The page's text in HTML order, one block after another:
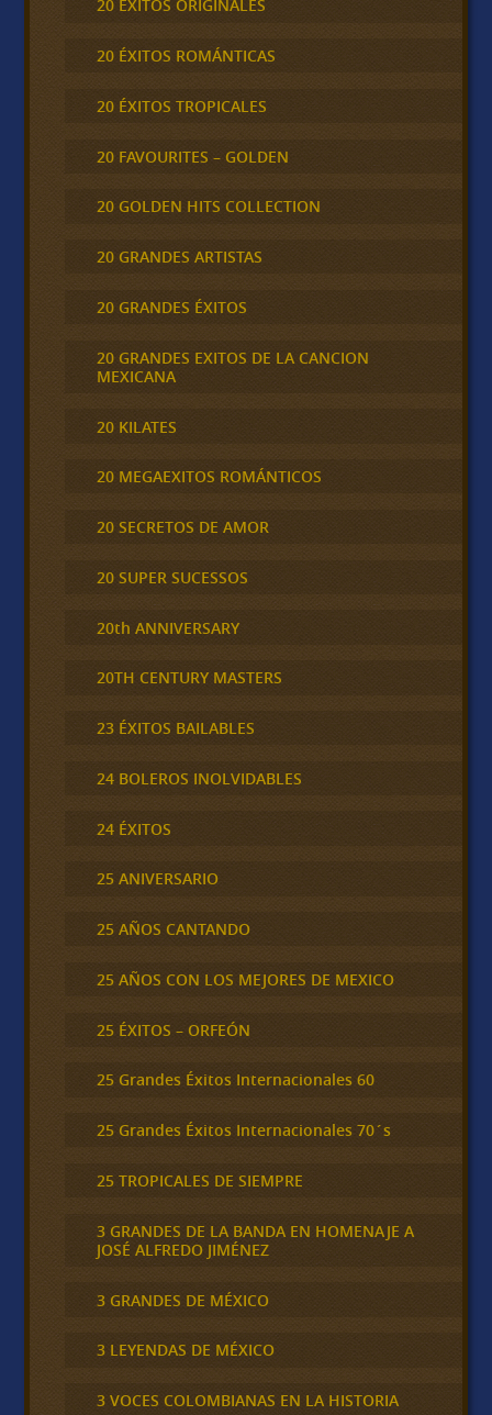
20 ÉXITOS ORIGINALES
20 ÉXITOS ROMÁNTICAS
20 ÉXITOS TROPICALES
20 FAVOURITES – GOLDEN
20 GOLDEN HITS COLLECTION
20 GRANDES ARTISTAS
20 GRANDES ÉXITOS
20 GRANDES EXITOS DE LA CANCION
MEXICANA
20 KILATES
20 MEGAEXITOS ROMÁNTICOS
20 SECRETOS DE AMOR
20 SUPER SUCESSOS
20th ANNIVERSARY
20TH CENTURY MASTERS
23 ÉXITOS BAILABLES
24 BOLEROS INOLVIDABLES
24 ÉXITOS
25 ANIVERSARIO
25 AÑOS CANTANDO
25 AÑOS CON LOS MEJORES DE MEXICO
25 ÉXITOS – ORFEÓN
25 Grandes Éxitos Internacionales 60
25 Grandes Éxitos Internacionales 70´s
25 TROPICALES DE SIEMPRE
3 GRANDES DE LA BANDA EN HOMENAJE A
JOSÉ ALFREDO JIMÉNEZ
3 GRANDES DE MÉXICO
3 LEYENDAS DE MÉXICO
3 VOCES COLOMBIANAS EN LA HISTORIA